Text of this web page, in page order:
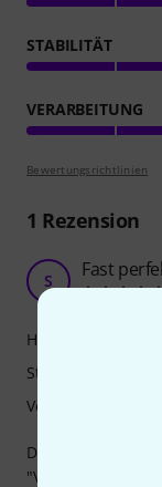
STABILITÄT
VERARBEITUNG
Bewertungsrichtlinien
1 Rezension
S Fast
Den Salvi
"Vivienne" von
Handling
Stabilität
Verarbeitung